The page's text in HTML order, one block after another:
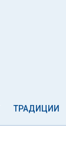
ТРАДИЦИИ